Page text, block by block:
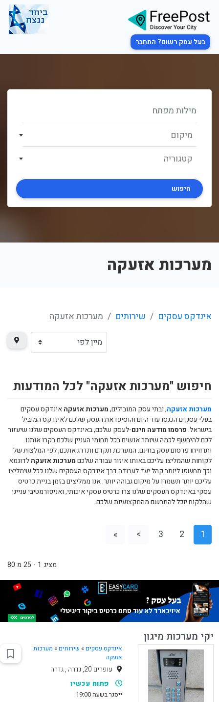
בעל עסק רשום? התחבר
מיקום
קטגוריה
חיפוש
מערכות אזעקה
אינדקס עסקים שירותים מערכות אזעקה
חיפוש "מערכות אזעקה" לכל המודעות
מערכות אזעקה, ובתי עסק המובילים,מערכות אזעקהאינדקס עסקים
בעלי עסקים הכנסו עוד היום והוסיפו את העסק שלכם לאינדקס המוביל
בישראל.פרסמו מודעה חינם-לעסק שלכם, באינדקס העסקים שלנו שיעזור
לכם להיחשף לכמה שיותר אנשים בכל תחומי העניין שלכם בקרו אותנו
ותרוויחו פרסום עסק בחינם. המערכת תקדם ותדרג אתכם, לפי המלצות של
לקוחות שהמליצו עליכם באותו איזור עבודה שלכםמערכות אזעקהלדוגמא
וכך תחשפו ליותר קהל יעד לעבודה דרך אינדקס העסקים שלנו ככל שימליצו
עליכם יותר תשמרו על מיקום גבוהה יותר. אנו ממליצים בזמן בניית כרטיס
עסקי באינדקס העסקים שלנו צרו כרטיס עסקי איכותי, ואניפורמטיבי ענייני
שהלקוח יוכל להתרשם מהמקצועיות שלכם.
1
2
3
>
»
מציג 1 - 25 מ 80
יקי מערכות מיגון
אינדקס עסקים » שירותים» מערכות
אזעקה
עופרים 20, גדרה , גדרה
פתוח עכשיו
ייסגר בשעה 19:00